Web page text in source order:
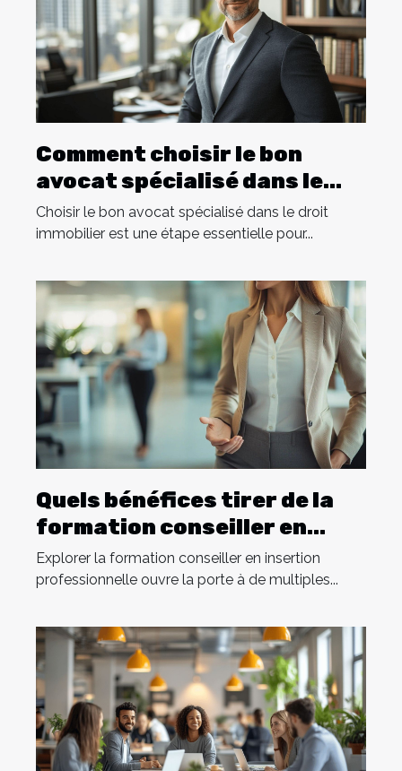
Comment choisir le bon
avocat spécialisé dans le
droit immobilier ?
Choisir le bon avocat spécialisé dans le droit
immobilier est une étape essentielle pour...
Quels bénéfices tirer de la
formation conseiller en
insertion professionnelle ?
Explorer la formation conseiller en insertion
professionnelle ouvre la porte à de multiples...